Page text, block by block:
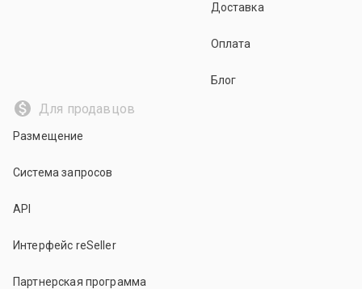
Доставка
Оплата
Блог
Для продавцов
Размещение
Система запросов
API
Интерфейс reSeller
Партнерская программа